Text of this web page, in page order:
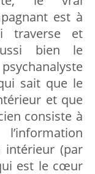
est à
traverse et
bien le
sait que le
et que
consiste à
intérieur (par
est le cœur